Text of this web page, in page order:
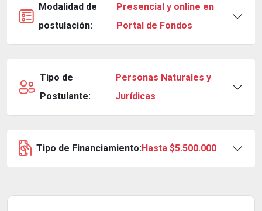
Modalidad de
postulación:
Presencial y online en
Portal de Fondos
Tipo de
Postulante:
Personas Naturales y
Jurídicas
Tipo de Financiamiento:Hasta $5.500.000